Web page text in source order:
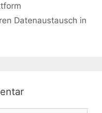
Datenaustausch in